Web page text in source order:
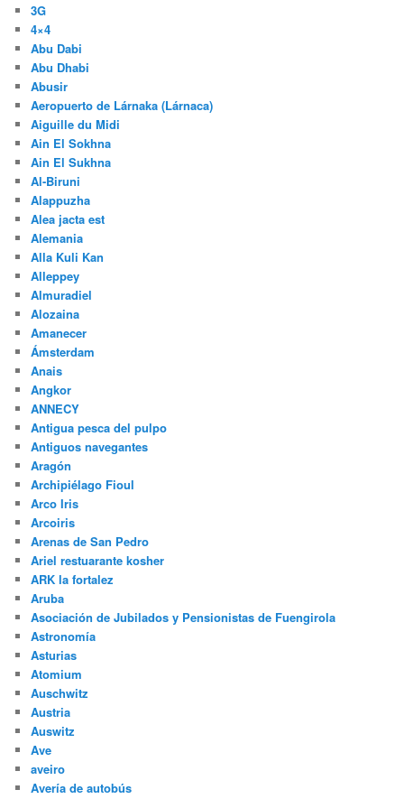
3G
4×4
Abu Dabi
Abu Dhabi
Abusir
Aeropuerto de Lárnaka (Lárnaca)
Aiguille du Midi
Ain El Sokhna
Ain El Sukhna
Al-Biruni
Alappuzha
Alea jacta est
Alemania
Alla Kuli Kan
Alleppey
Almuradiel
Alozaina
Amanecer
Ámsterdam
Anais
Angkor
ANNECY
Antigua pesca del pulpo
Antiguos navegantes
Aragón
Archipiélago Fioul
Arco Iris
Arcoiris
Arenas de San Pedro
Ariel restuarante kosher
ARK la fortalez
Aruba
Asociación de Jubilados y Pensionistas de Fuengirola
Astronomía
Asturias
Atomium
Auschwitz
Austria
Auswitz
Ave
aveiro
Avería de autobús